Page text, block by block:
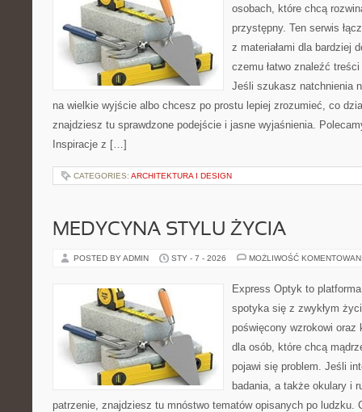
osobach, które chcą
przystępny. Ten serwis
z materiałami dla bardziej
czemu łatwo znaleźć
Jeśli szukasz natchnienia
na wielkie wyjście albo chcesz po prostu lepiej zrozumieć, co
znajdziesz tu sprawdzone podejście i jasne wyjaśnienia.
Inspiracje z […]
CATEGORIES: ARCHITEKTURA I DESIGN
MEDYCYNA STYLU ŻYCIA
POSTED BY ADMIN STY - 7 - 2026 MOŻLIWOŚĆ
Express Optyk to
spotyka się z zwykłym
poświęcony wzrokowi oraz
dla osób, które chcą
pojawi się problem. Jeśli
badania, a także okulary i
patrzenie, znajdziesz tu mnóstwo tematów opisanych po ludzku.